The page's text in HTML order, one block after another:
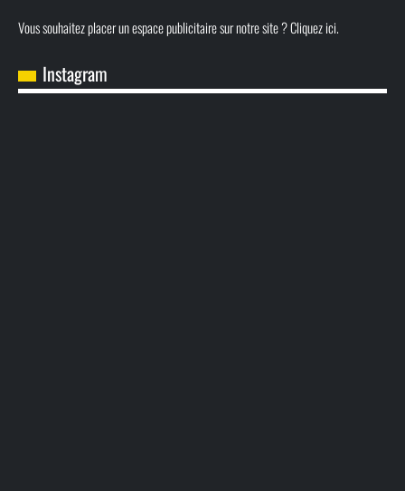
Vous souhaitez placer un espace publicitaire sur notre site ? Cliquez ici.
Instagram